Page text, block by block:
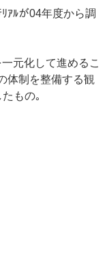
ｱﾙが04年度から調
元化して進めるこ
体制を整備する観
もの｡